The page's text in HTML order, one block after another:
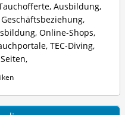
, Ausbildung,
Geschäftsbeziehung,
, Online-Shops,
, TEC-Diving,
,